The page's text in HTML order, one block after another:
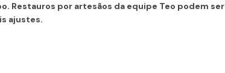
Restauros por artesãos da equipe Teo podem ser
ajustes.